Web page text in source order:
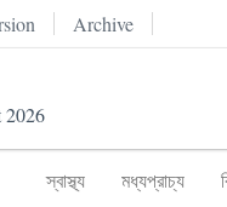
Archive
2026
স্বাস্থ্য মধ্যপ্রাচ্য